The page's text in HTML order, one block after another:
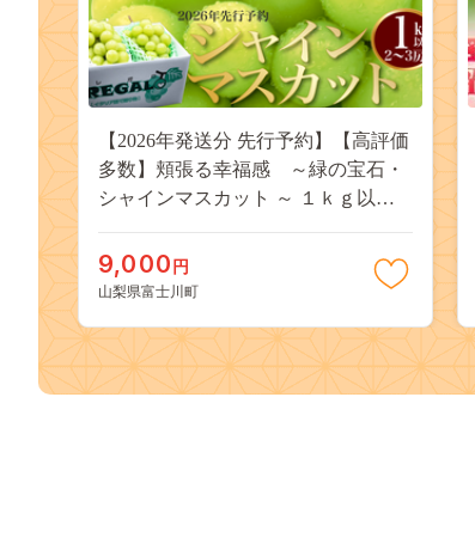
【2026年発送分 先行予約】【高評価
多数】頬張る幸福感 ～緑の宝石・
シャインマスカット ～ １ｋｇ以上
物 くだもの シャイン マスカット ぶ
どう ブドウ 葡萄 大粒 種なし 先行予
九千円
9,000 円
山梨県富士川町